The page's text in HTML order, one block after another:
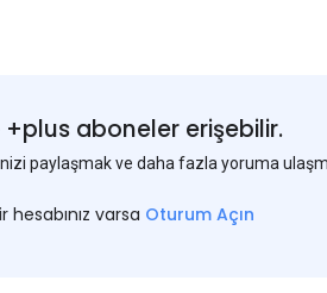
aboneler erişebilir.
paylaşmak ve daha fazla yoruma
hesabınız varsa Oturum Açın